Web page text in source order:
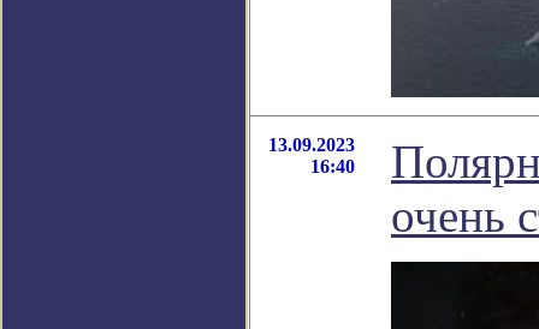
13.09.2023
16:40
очень